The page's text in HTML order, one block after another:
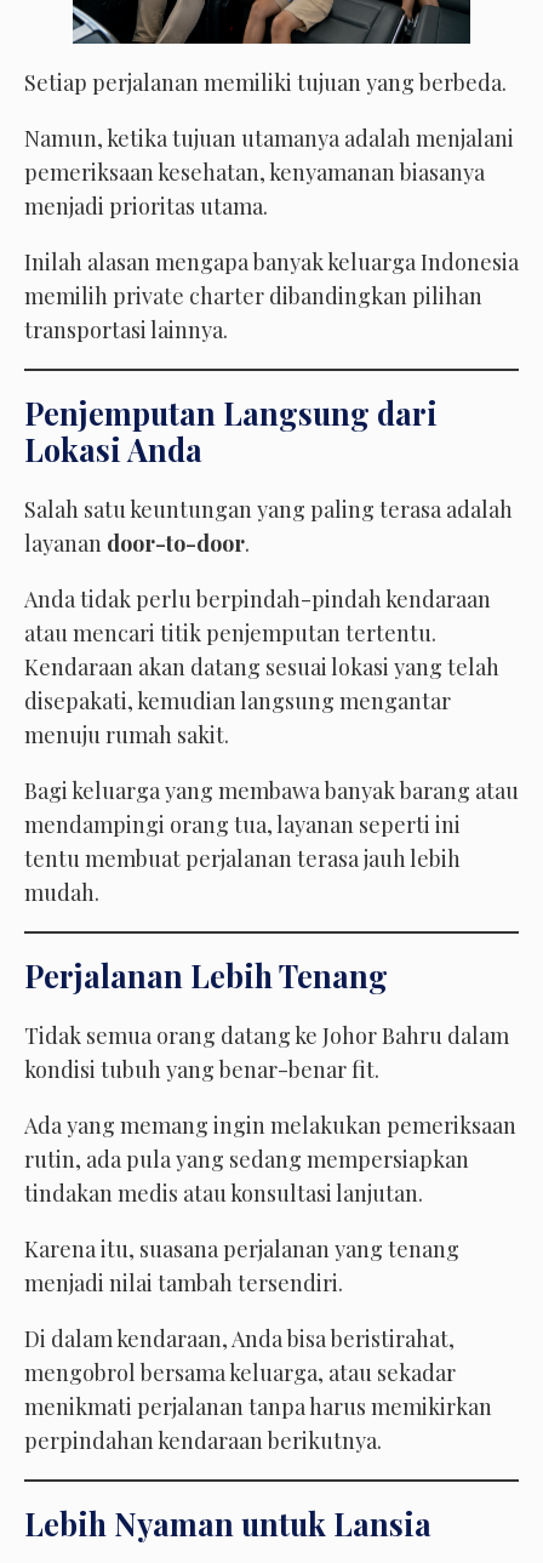
Setiap perjalanan memiliki tujuan yang berbeda.
Namun, ketika tujuan utamanya adalah menjalani
pemeriksaan kesehatan, kenyamanan biasanya
menjadi prioritas utama.
Inilah alasan mengapa banyak keluarga Indonesia
memilih private charter dibandingkan pilihan
transportasi lainnya.
Penjemputan Langsung dari
Lokasi Anda
Salah satu keuntungan yang paling terasa adalah
layanan door-to-door.
Anda tidak perlu berpindah-pindah kendaraan
atau mencari titik penjemputan tertentu.
Kendaraan akan datang sesuai lokasi yang telah
disepakati, kemudian langsung mengantar
menuju rumah sakit.
Bagi keluarga yang membawa banyak barang atau
mendampingi orang tua, layanan seperti ini
tentu membuat perjalanan terasa jauh lebih
mudah.
Perjalanan Lebih Tenang
Tidak semua orang datang ke Johor Bahru dalam
kondisi tubuh yang benar-benar fit.
Ada yang memang ingin melakukan pemeriksaan
rutin, ada pula yang sedang mempersiapkan
tindakan medis atau konsultasi lanjutan.
Karena itu, suasana perjalanan yang tenang
menjadi nilai tambah tersendiri.
Di dalam kendaraan, Anda bisa beristirahat,
mengobrol bersama keluarga, atau sekadar
menikmati perjalanan tanpa harus memikirkan
perpindahan kendaraan berikutnya.
Lebih Nyaman untuk Lansia